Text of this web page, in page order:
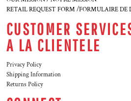
RETAIL REQUEST FORM /FORMULAIRE
CUSTOMER
A LA CLIENTELE
Privacy Policy
Shipping Information
Returns Policy